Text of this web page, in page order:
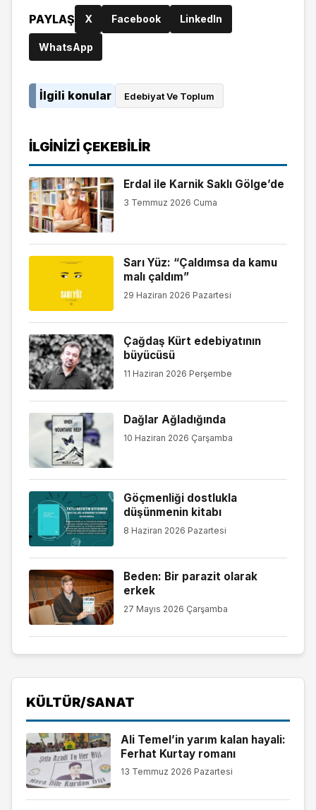
PAYLAŞ X Facebook LinkedIn
WhatsApp
İlgili konular Edebiyat Ve Toplum
İLGINIZI ÇEKEBILIR
Erdal ile Karnik Saklı Gölge’de
3 Temmuz 2026 Cuma
Sarı Yüz: “Çaldımsa da kamu
malı çaldım”
29 Haziran 2026 Pazartesi
Çağdaş Kürt edebiyatının
büyücüsü
11 Haziran 2026 Perşembe
Dağlar Ağladığında
10 Haziran 2026 Çarşamba
Göçmenliği dostlukla
düşünmenin kitabı
8 Haziran 2026 Pazartesi
Beden: Bir parazit olarak
erkek
27 Mayıs 2026 Çarşamba
KÜLTÜR/SANAT
Ali Temel’in yarım kalan hayali:
Ferhat Kurtay romanı
13 Temmuz 2026 Pazartesi